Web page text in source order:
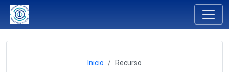
Inicio Recurso